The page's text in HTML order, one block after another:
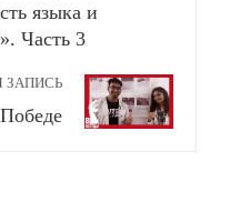
языка и
Часть 3